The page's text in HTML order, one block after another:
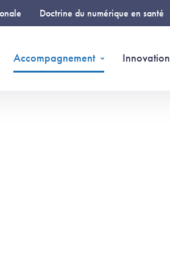
Doctrine du numérique en santé
Accompagnement Innovation